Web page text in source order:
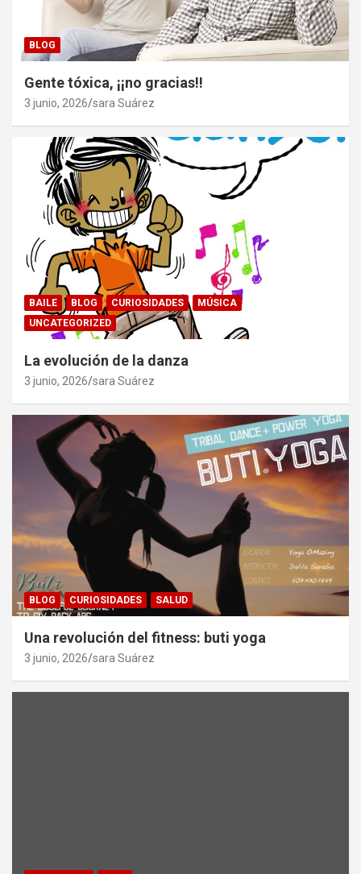
BLOG
Gente tóxica, ¡¡no gracias!!
3 junio, 2026 sara Suárez
BAILE BLOG CURIOSIDADES
MÚSICA
UNCATEGORIZED
La evolución de la danza
3 junio, 2026 sara Suárez
BLOG CURIOSIDADES SALUD
Una revolución del fitness: buti yoga
3 junio, 2026 sara Suárez